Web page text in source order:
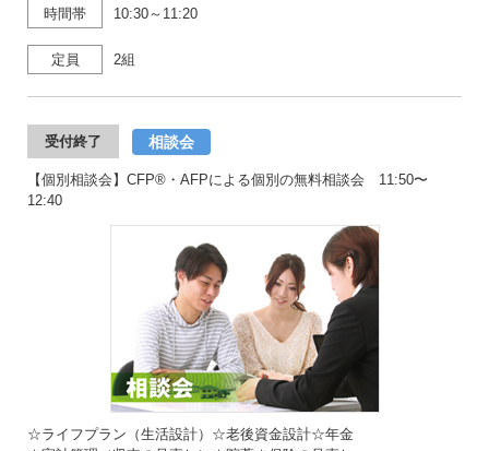
時間帯 10:30～11:20
定員 2組
受付終了 相談会
【個別相談会】CFP®・AFPによる個別の無料相談会 11:50〜
12:40
☆ライフプラン（生活設計）☆老後資金設計☆年金